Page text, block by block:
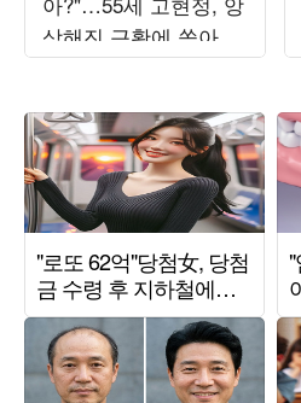
상해진 근황에 쏟아진
우려